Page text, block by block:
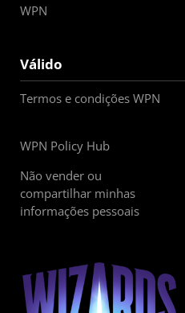
WPN
Válido
Termos e condições WPN
WPN Policy Hub
Não vender ou
compartilhar minhas
informações pessoais